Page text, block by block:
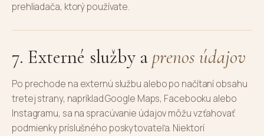
prehliadača, ktorý používate.
7. Externé služby a prenos údajov
Po prechode na externú službu alebo po načítaní obsahu
tretej strany, napríklad Google Maps, Facebooku alebo
Instagramu, sa na spracúvanie údajov môžu vzťahovať
podmienky príslušného poskytovateľa. Niektorí